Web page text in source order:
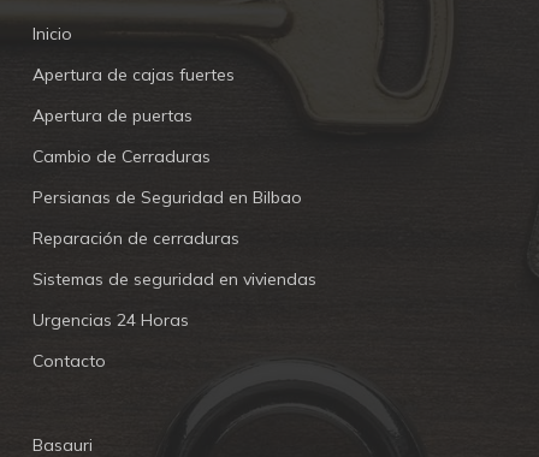
Inicio
Apertura de cajas fuertes
Apertura de puertas
Cambio de Cerraduras
Persianas de Seguridad en Bilbao
Reparación de cerraduras
Sistemas de seguridad en viviendas
Urgencias 24 Horas
Contacto
Basauri